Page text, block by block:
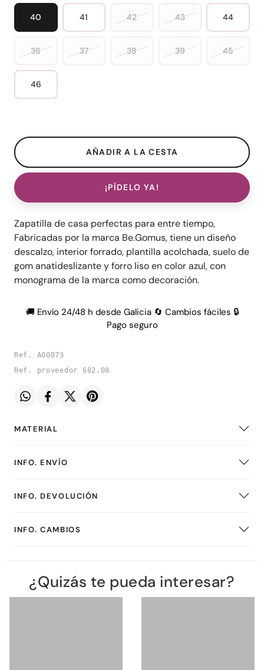
40 41 42 43 44
36 37 38 39 45
46
¡PÍDELO YA!
Zapatilla de casa perfectas para entre tiempo,
Fabricadas por la marca Be.Gomus, tiene un diseño
descalzo, interior forrado, plantilla acolchada, suelo de
gom anatideslizante y forro liso en color azul, con
monograma de la marca como decoración.
🚚 Envío 24/48 h desde Galicia 🔄 Cambios fáciles 🔒
Pago seguro
Ref. A00073
Ref. proveedor 682.08
MATERIAL
INFO. ENVÍO
INFO. DEVOLUCIÓN
INFO. CAMBIOS
¿Quizás te pueda interesar?